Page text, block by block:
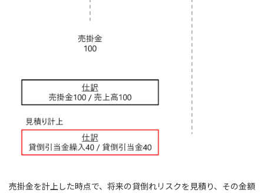
売掛金を計上した時点で、将来の貸倒れリスクを見積り、その金額